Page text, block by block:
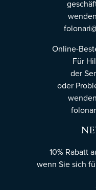
Online-
Für
der
oder
10% Rabatt
wenn Sie sich